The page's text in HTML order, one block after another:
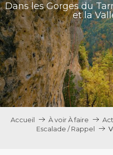
Dans les Gorges du
et la
Accueil À voir À faire
Escalade / Rappel